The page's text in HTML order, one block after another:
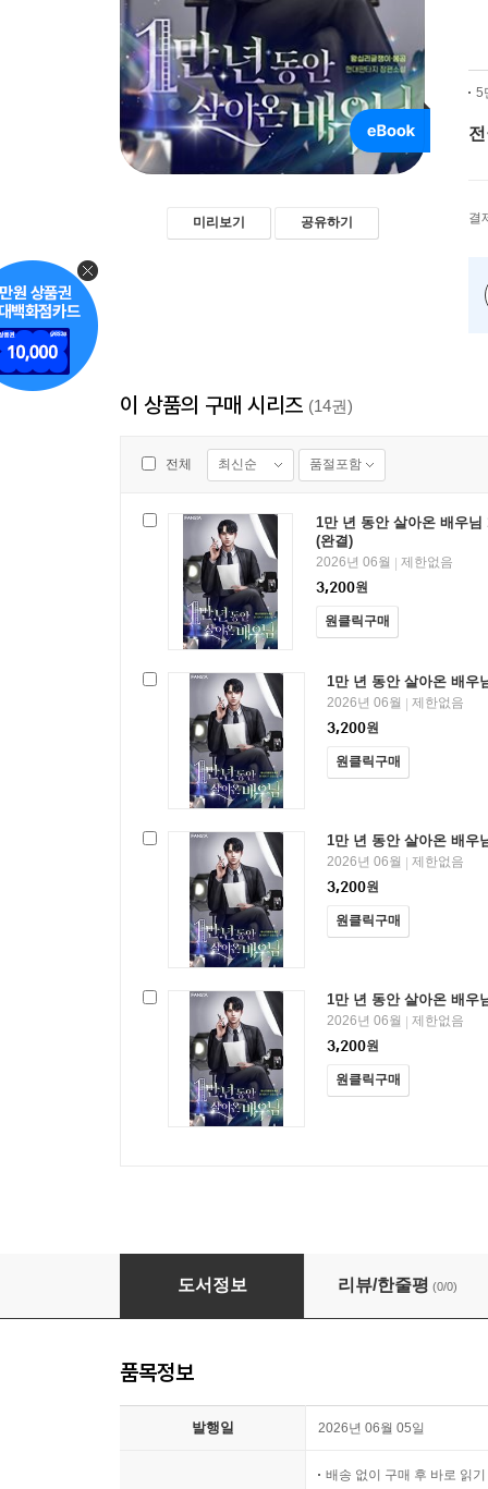
미리보기 공유하기
5
결
이 상품의 구매 시리즈 (14권)
전체 최신순 품절포함
1만 년 동안 살아온 배우님
(완결)
2026년 06월
제한없음
3,200원
원클릭구매
1만 년 동안 살아온 배우
2026년 06월
제한없음
3,200원
원클릭구매
1만 년 동안 살아온 배우
2026년 06월
제한없음
3,200원
원클릭구매
1만 년 동안 살아온 배우
2026년 06월
제한없음
3,200원
원클릭구매
1만 년 동안 살아온 배우님
도서정보 리뷰/한줄평 (0/0)
품목정보
발행일 2026년 06월 05일
배송 없이 구매 후 바로 읽기